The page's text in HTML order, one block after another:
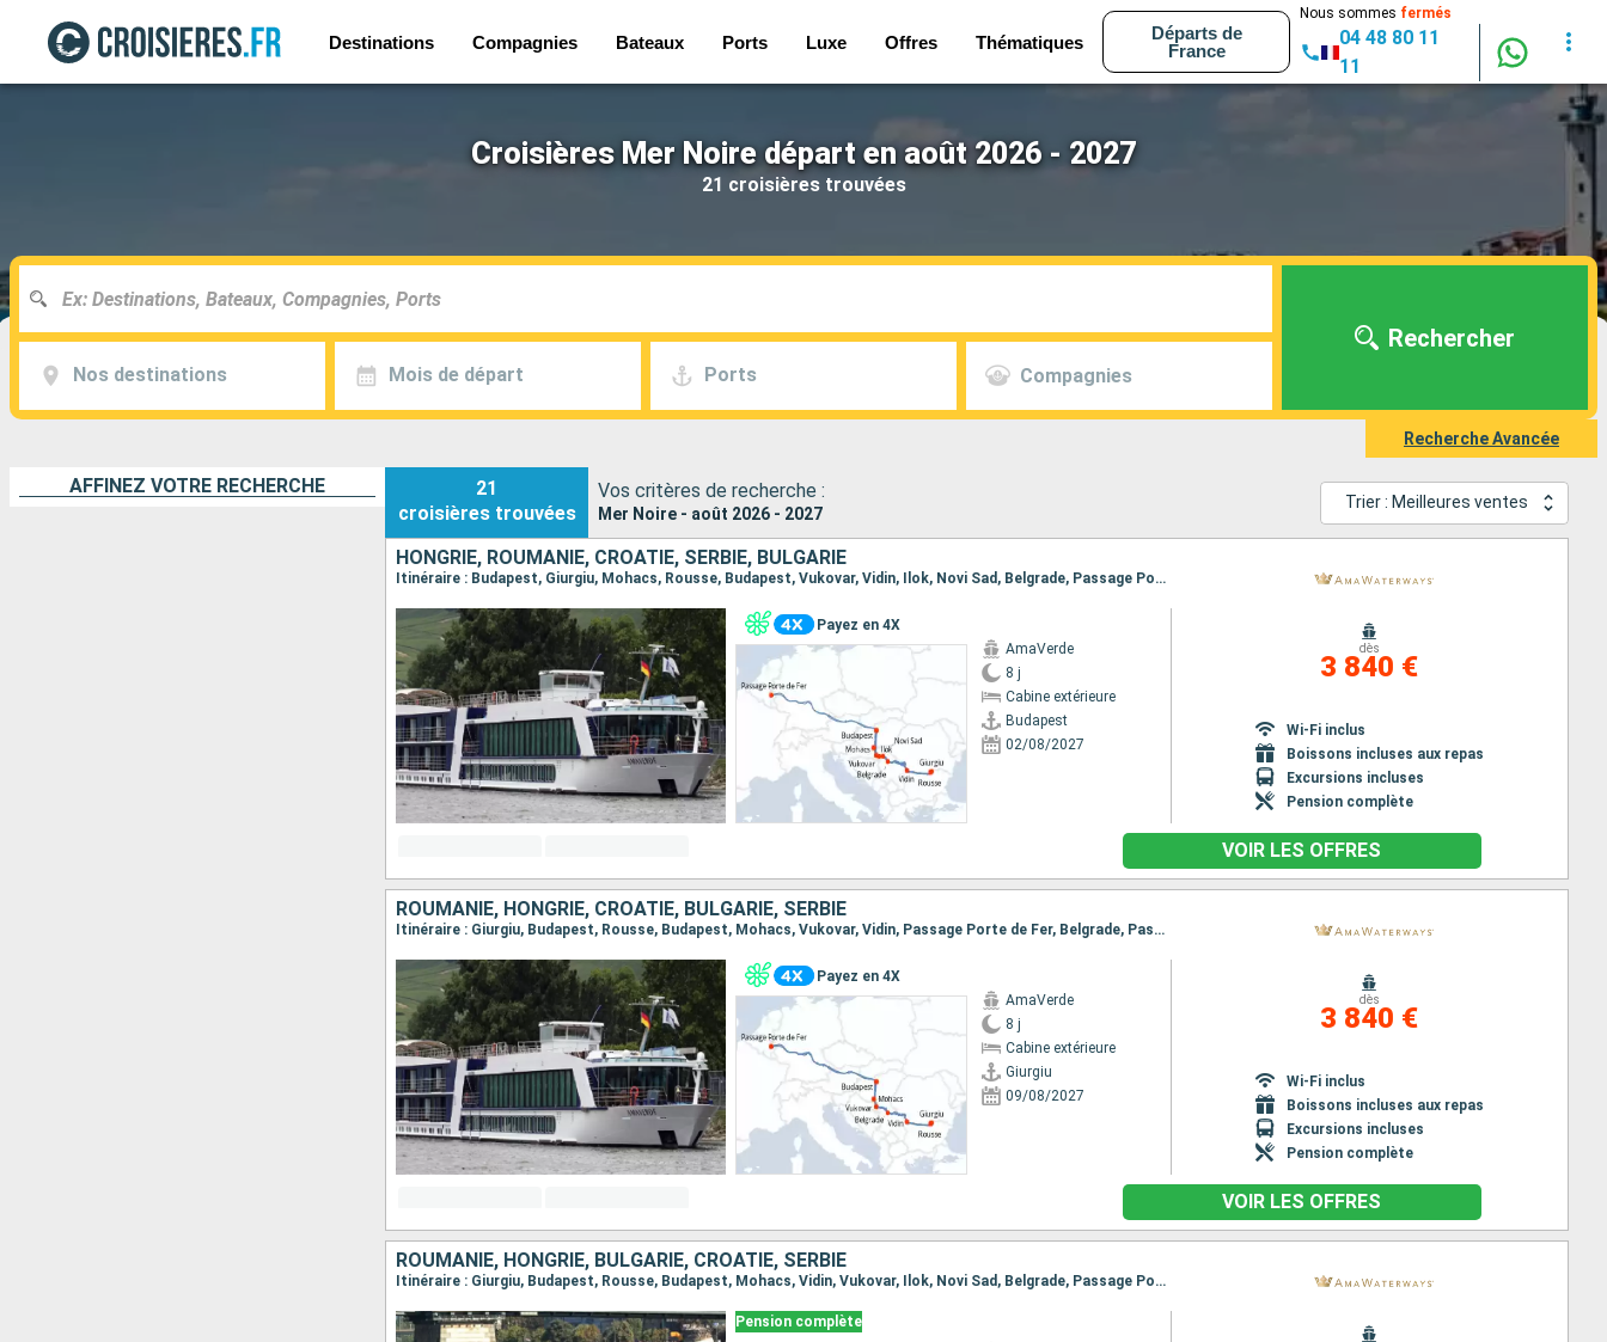
Destinations Compagnies Bateaux Ports Luxe Offres Thématiques
Départs de
France
Nous sommes fermés
04 48 80 11
11
Croisières Mer Noire départ en août 2026 - 2027
21 croisières trouvées
Nos destinations Mois de départ Ports Compagnies
Rechercher
Recherche Avancée
AFFINEZ VOTRE RECHERCHE
21
croisières trouvées
Vos critères de recherche :
Mer Noire - août 2026 - 2027
Trier : Meilleures ventes
HONGRIE, ROUMANIE, CROATIE, SERBIE, BULGARIE
Itinéraire : Budapest, Giurgiu, Mohacs, Rousse, Budapest, Vukovar, Vidin, Ilok, Novi Sad, Belgrade, Passage Porte de Fer, Belgrade, Vidin, Vukovar, Rousse, Mohacs, Giurgiu, Budapest
Payez en 4X
AmaVerde
8 j
Cabine extérieure
Budapest
02/08/2027
dès
3 840 €
Wi-Fi inclus
Boissons incluses aux repas
Excursions incluses
Pension complète
VOIR LES OFFRES
ROUMANIE, HONGRIE, CROATIE, BULGARIE, SERBIE
Itinéraire : Giurgiu, Budapest, Rousse, Budapest, Mohacs, Vukovar, Vidin, Passage Porte de Fer, Belgrade, Passage Porte de Fer, Vukovar, Vidin, Mohacs, Rousse, Budapest, Giurgiu
Payez en 4X
AmaVerde
8 j
Cabine extérieure
Giurgiu
09/08/2027
dès
3 840 €
Wi-Fi inclus
Boissons incluses aux repas
Excursions incluses
Pension complète
VOIR LES OFFRES
ROUMANIE, HONGRIE, BULGARIE, CROATIE, SERBIE
Itinéraire : Giurgiu, Budapest, Rousse, Budapest, Mohacs, Vidin, Vukovar, Ilok, Novi Sad, Belgrade, Passage Porte de Fer, Belgrade, Vukovar, Vidin, Mohacs, Rousse, Budapest, Giurgiu
Pension complète